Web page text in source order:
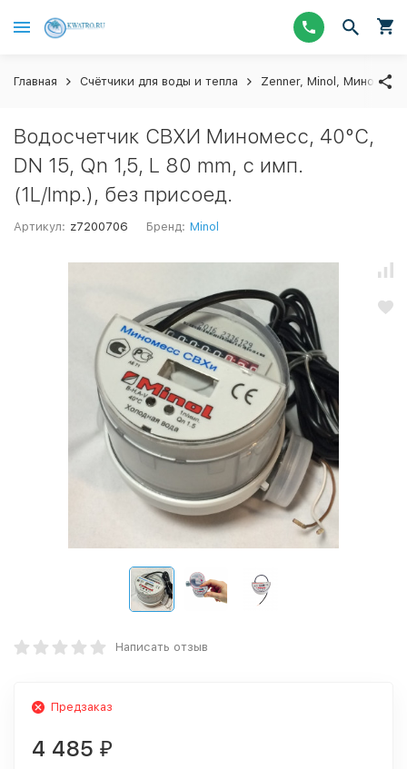
Главная Счётчики для воды и тепла Zenner, Minol, Миномесс
Водосчетчик СВХИ Миномесс, 40°C,
DN 15, Qn 1,5, L 80 mm, с имп.
(1L/Imp.), без присоед.
Артикул: z7200706 Бренд: Minol
Написать отзыв
Предзаказ
4 485 ₽